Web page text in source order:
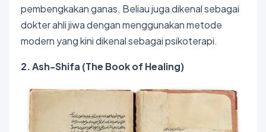
pembengkakan ganas. Beliau juga dikenal sebagai
dokter ahli jiwa dengan menggunakan metode
modern yang kini dikenal sebagai psikoterapi.
2. Ash-Shifa (The Book of Healing)